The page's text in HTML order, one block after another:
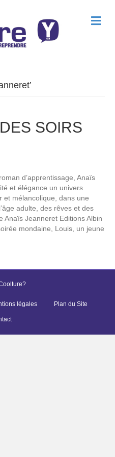
M
e
SOIRS
d’apprentissage, Anaïs
et élégance un univers
et mélancolique, dans une
adulte, des rêves et des
Anaïs Jeanneret Editions Albin
mondaine, Louis, un jeune
légales Plan du Site